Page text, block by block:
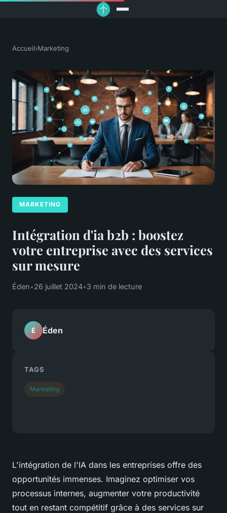
Accueil›Marketing
MARKETING
Intégration d'ia b2b : boostez
votre entreprise avec des services
sur mesure
Éden•26 juillet 2024•3 min de lecture
L'intégration de l'IA dans les entreprises offre des
opportunités immenses. Imaginez optimiser vos
processus internes, augmenter votre productivité
tout en restant compétitif grâce à des services sur
É Éden
TAGS
Marketing